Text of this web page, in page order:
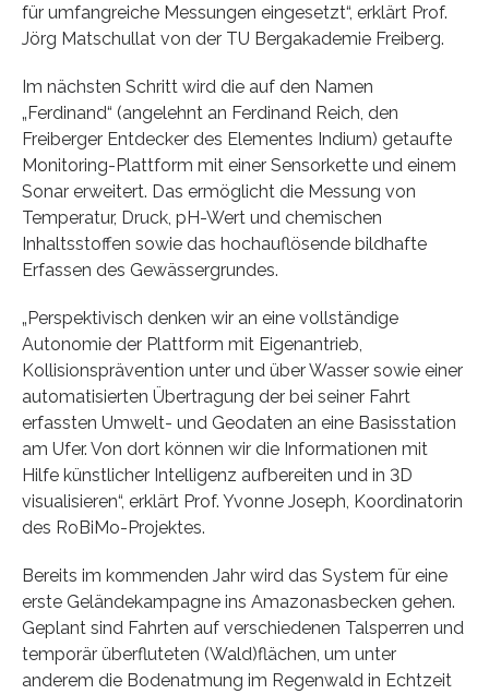
für umfangreiche Messungen eingesetzt“, erklärt Prof.
Jörg Matschullat von der TU Bergakademie Freiberg.
Im nächsten Schritt wird die auf den Namen
„Ferdinand“ (angelehnt an Ferdinand Reich, den
Freiberger Entdecker des Elementes Indium) getaufte
Monitoring-Plattform mit einer Sensorkette und einem
Sonar erweitert. Das ermöglicht die Messung von
Temperatur, Druck, pH-Wert und chemischen
Inhaltsstoffen sowie das hochauflösende bildhafte
Erfassen des Gewässergrundes.
„Perspektivisch denken wir an eine vollständige
Autonomie der Plattform mit Eigenantrieb,
Kollisionsprävention unter und über Wasser sowie einer
automatisierten Übertragung der bei seiner Fahrt
erfassten Umwelt- und Geodaten an eine Basisstation
am Ufer. Von dort können wir die Informationen mit
Hilfe künstlicher Intelligenz aufbereiten und in 3D
visualisieren“, erklärt Prof. Yvonne Joseph, Koordinatorin
des RoBiMo-Projektes.
Bereits im kommenden Jahr wird das System für eine
erste Geländekampagne ins Amazonasbecken gehen.
Geplant sind Fahrten auf verschiedenen Talsperren und
temporär überfluteten (Wald)flächen, um unter
anderem die Bodenatmung im Regenwald in Echtzeit